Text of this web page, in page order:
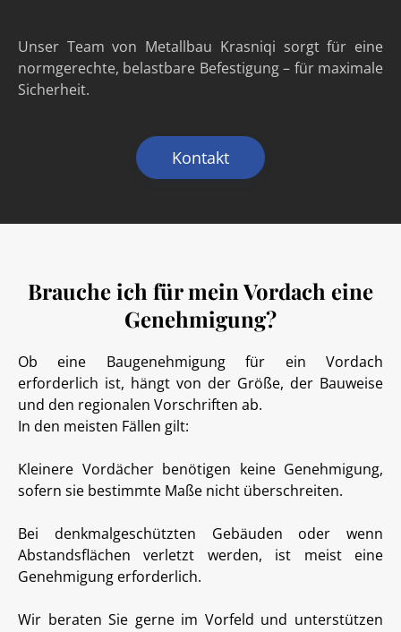
Unser Team von Metallbau Krasniqi sorgt für eine
normgerechte, belastbare Befestigung – für maximale
Sicherheit.
Kontakt
Brauche ich für mein Vordach eine
Genehmigung?
Ob eine Baugenehmigung für ein Vordach
erforderlich ist, hängt von der Größe, der Bauweise
und den regionalen Vorschriften ab.
In den meisten Fällen gilt:
Kleinere Vordächer benötigen keine Genehmigung,
sofern sie bestimmte Maße nicht überschreiten.
Bei denkmalgeschützten Gebäuden oder wenn
Abstandsflächen verletzt werden, ist meist eine
Genehmigung erforderlich.
Wir beraten Sie gerne im Vorfeld und unterstützen